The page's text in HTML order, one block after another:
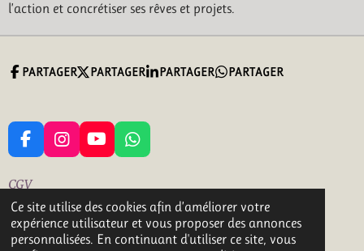
Ce site utilise des cookies afin d’améliorer votre
expérience utilisateur et vous proposer des annonces
personnalisées. En continuant d'utiliser ce site, vous
l’action et concrétiser ses rêves et projets.
PARTAGER PARTAGER PARTAGER PARTAGER
F
A
C
E
B
O
O
I
N
T
A
G
R
Y
O
T
U
B
E
W
H
T
S
A
P
CGV
2 bis grande rue 18160 LIGNIERES
© 2023 - 2026 CREAZEN Gemmes et Naturels
Propulsé parWebador